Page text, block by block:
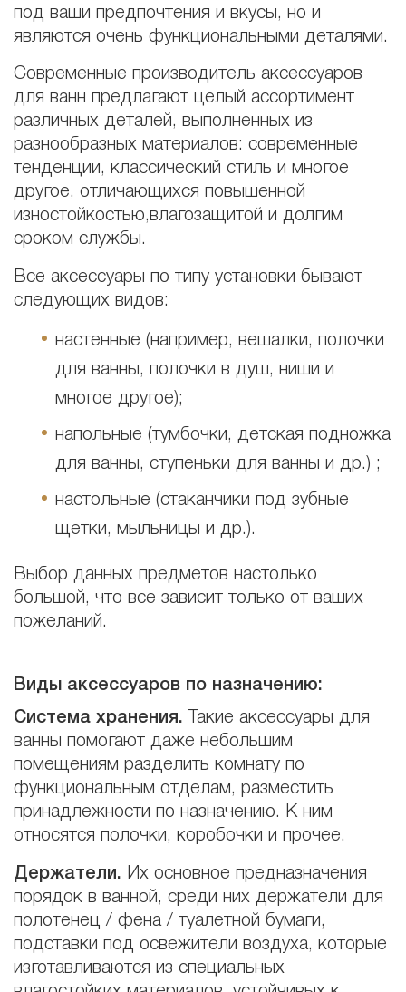
под ваши предпочтения и вкусы, но и
являются очень функциональными деталями.
Современные производитель аксессуаров
для ванн предлагают целый ассортимент
различных деталей, выполненных из
разнообразных материалов: современные
тенденции, классический стиль и многое
другое, отличающихся повышенной
изностойкостью,влагозащитой и долгим
сроком службы.
Все аксессуары по типу установки бывают
следующих видов:
настенные (например, вешалки, полочки
для ванны, полочки в душ, ниши и
многое другое);
напольные (тумбочки, детская подножка
для ванны, ступеньки для ванны и др.) ;
настольные (стаканчики под зубные
щетки, мыльницы и др.).
Выбор данных предметов настолько
большой, что все зависит только от ваших
пожеланий.
Виды аксессуаров по назначению:
Система хранения. Такие аксессуары для
ванны помогают даже небольшим
помещениям разделить комнату по
функциональным отделам, разместить
принадлежности по назначению. К ним
относятся полочки, коробочки и прочее.
Держатели. Их основное предназначения
порядок в ванной, среди них держатели для
полотенец / фена / туалетной бумаги,
подставки под освежители воздуха, которые
изготавливаются из специальных